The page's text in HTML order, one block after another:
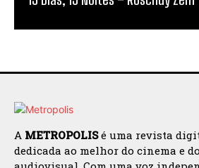
A METROPOLISé uma revista
dedicada ao melhor do cinema e